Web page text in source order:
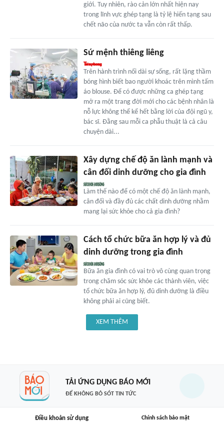
giới. Tuy nhiên, rào cản lớn nhất hiện nay
trong lĩnh vực ghép tạng là tỷ lệ hiến tạng sau
chết não của nước ta vẫn còn rất thấp.
Sứ mệnh thiêng liêng
Trên hành trình nối dài sự sống, rất lặng thầm
bóng hình biết bao người khoác trên mình tấm
áo blouse. Để có được những ca ghép tạng
mở ra một trang đời mới cho các bệnh nhân là
nỗ lực không thể kể hết bằng lời của đội ngũ y,
bác sĩ. Đằng sau mỗi ca phẫu thuật là cả câu
chuyện dài...
Xây dựng chế độ ăn lành mạnh và
cân đối dinh dưỡng cho gia đình
Làm thế nào để có một chế độ ăn lành mạnh,
cân đối và đầy đủ các chất dinh dưỡng nhằm
mang lại sức khỏe cho cả gia đình?
Cách tổ chức bữa ăn hợp lý và đủ
dinh dưỡng trong gia đình
Bữa ăn gia đình có vai trò vô cùng quan trọng
trong chăm sóc sức khỏe các thành viên, việc
tổ chức bữa ăn hợp lý, đủ dinh dưỡng là điều
không phải ai cũng biết.
XEM THÊM
TẢI ỨNG DỤNG BÁO MỚI
ĐỂ KHÔNG BỎ SÓT TIN TỨC
Điều khoản sử dụng Chính sách bảo mật